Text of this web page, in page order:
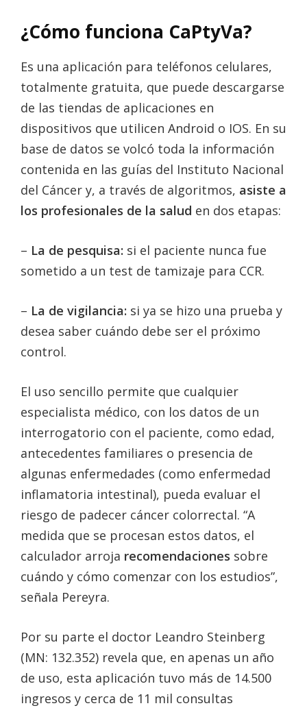
¿Cómo funciona CaPtyVa?
Es una aplicación para teléfonos celulares,
totalmente gratuita, que puede descargarse
de las tiendas de aplicaciones en
dispositivos que utilicen Android o IOS. En su
base de datos se volcó toda la información
contenida en las guías del Instituto Nacional
del Cáncer y, a través de algoritmos, asiste a
los profesionales de la salud en dos etapas:
– La de pesquisa: si el paciente nunca fue
sometido a un test de tamizaje para CCR.
– La de vigilancia: si ya se hizo una prueba y
desea saber cuándo debe ser el próximo
control.
El uso sencillo permite que cualquier
especialista médico, con los datos de un
interrogatorio con el paciente, como edad,
antecedentes familiares o presencia de
algunas enfermedades (como enfermedad
inflamatoria intestinal), pueda evaluar el
riesgo de padecer cáncer colorrectal. “A
medida que se procesan estos datos, el
calculador arroja recomendaciones sobre
cuándo y cómo comenzar con los estudios”,
señala Pereyra.
Por su parte el doctor Leandro Steinberg
(MN: 132.352) revela que, en apenas un año
de uso, esta aplicación tuvo más de 14.500
ingresos y cerca de 11 mil consultas